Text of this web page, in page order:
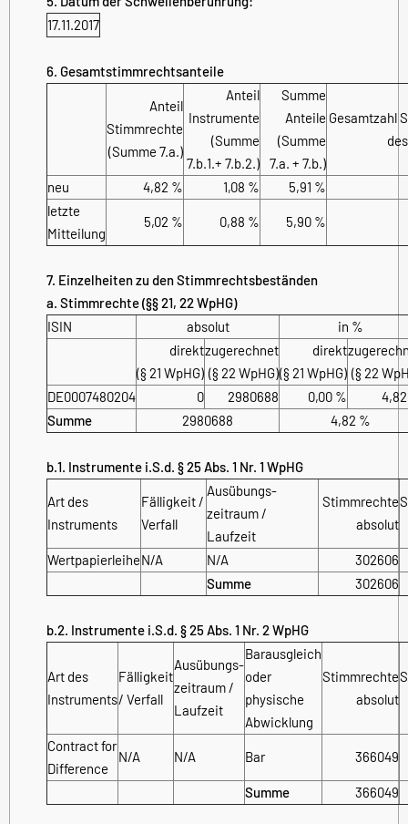
17.11.2017
6. Gesamtstimmrechtsanteile
Anteil
Stimmrechte
(Summe 7.a.)
Anteil
Instrumente
(Summe
7.b.1.+ 7.b.2.)
Summe
Anteile
(Summe
7.a. + 7.b.)
Gesamtzahl
neu 4,82 % 1,08 %
5,91 %
letzte
Mitteilung
5,02 % 0,88 % 5,90 %
7. Einzelheiten zu den Stimmrechtsbeständen
a. Stimmrechte (§§ 21, 22 WpHG)
ISIN
absolut
in %
direkt
(§ 21 WpHG)
zugerechnet
(§ 22 WpHG)
direkt
(§ 21 WpHG) (§ 22
DE0007480204
0 2980688 0,00 %
Summe
2980688 4,82 %
b.1. Instrumente i.S.d. § 25 Abs. 1 Nr. 1 WpHG
Art des
Instruments
Fälligkeit /
Verfall
Ausübungs­
zeitraum /
Laufzeit
Stimmrechte
absolut
WertpapierleiheN/A N/A
302606
Summe
302606
b.2. Instrumente i.S.d. § 25 Abs. 1 Nr. 2 WpHG
Art des
Instruments
Fälligkeit
/ Verfall
Ausübungs­
zeitraum /
Laufzeit
Barausgleich
oder
physische
Abwicklung
Stimmrechte
absolut
Contract for
Difference
N/A N/A Bar 366049
Summe 366049